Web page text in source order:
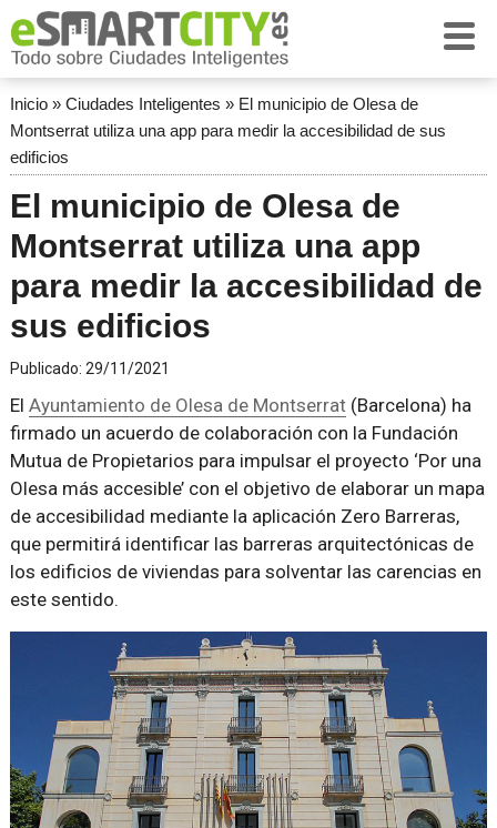
Inicio» Ciudades Inteligentes » El municipio de Olesa de
Montserrat utiliza una app para medir la accesibilidad de sus
edificios
El municipio de Olesa de
Montserrat utiliza una app
para medir la accesibilidad de
sus edificios
Publicado: 29/11/2021
El Ayuntamiento de Olesa de Montserrat(Barcelona) ha
firmado un acuerdo de colaboración con la Fundación
Mutua de Propietarios para impulsar el proyecto ‘Por una
Olesa más accesible’ con el objetivo de elaborar un mapa
de accesibilidad mediante la aplicación Zero Barreras,
que permitirá identificar las barreras arquitectónicas de
los edificios de viviendas para solventar las carencias en
este sentido.